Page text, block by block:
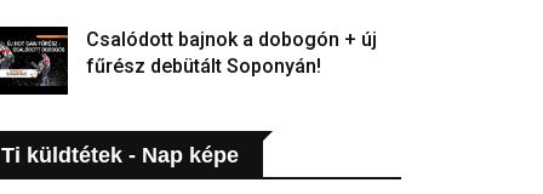
Csalódott bajnok a dobogón + új
fűrész debütált Soponyán!
Ti küldtétek - Nap képe